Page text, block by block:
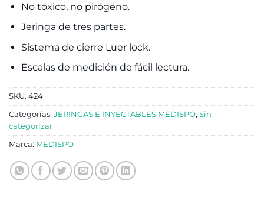
No tóxico, no pirógeno.
Jeringa de tres partes.
Sistema de cierre Luer lock.
Escalas de medición de fácil lectura.
SKU: 424
Categorías: JERINGAS E INYECTABLES MEDISPO, Sin
categorizar
Marca: MEDISPO